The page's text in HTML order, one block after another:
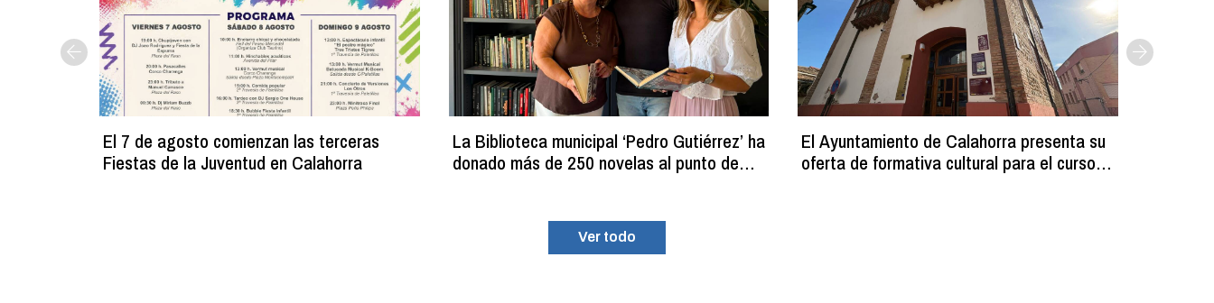
El 7 de agosto comienzan las terceras
Fiestas de la Juventud en Calahorra
La Biblioteca municipal ‘Pedro Gutiérrez’ ha
donado más de 250 novelas al punto de
El Ayuntamiento de Calahorra presenta su
oferta de formativa cultural para el curso
Ver todo